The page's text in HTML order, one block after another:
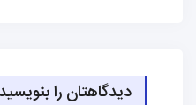
دیدگاهتان را